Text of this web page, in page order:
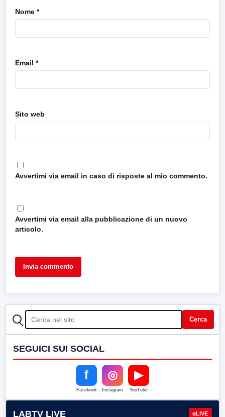
Nome *
Email *
Sito web
Avvertimi via email in caso di risposte al mio commento.
Avvertimi via email alla pubblicazione di un nuovo
articolo.
CERCA Cerca
SEGUICI SUI SOCIAL
f
Facebook
◎
Instagram
▶
YouTube
LABTV LIVE LIVE